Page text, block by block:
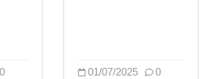
0 01/07/2025 0